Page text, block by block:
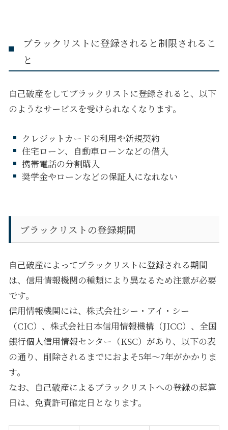
ブラックリストに登録されると制限されるこ
と
自己破産をしてブラックリストに登録されると、以下
のようなサービスを受けられなくなります。
クレジットカードの利用や新規契約
住宅ローン、自動車ローンなどの借入
携帯電話の分割購入
奨学金やローンなどの保証人になれない
ブラックリストの登録期間
自己破産によってブラックリストに登録される期間
は、信用情報機関の種類により異なるため注意が必要
です。
信用情報機関には、株式会社シー・アイ・シー
（CIC）、株式会社日本信用情報機構（JICC）、全国
銀行個人信用情報センター（KSC）があり、以下の表
の通り、削除されるまでにおよそ5年～7年がかかりま
す。
なお、自己破産によるブラックリストへの登録の起算
日は、免責許可確定日となります。